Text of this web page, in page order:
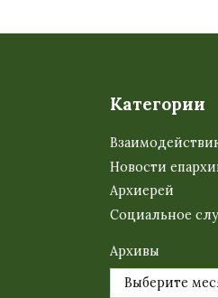
Категории
Новости
Архиерей
Социальное
Архивы